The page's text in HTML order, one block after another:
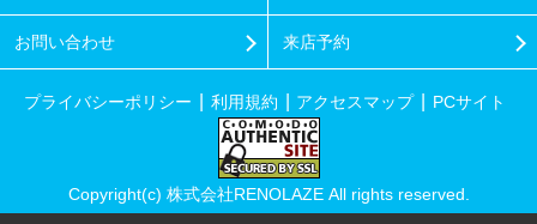
お問い合わせ 来店予約
プライバシーポリシー 利用規約 アクセスマップ PCサイト
Copyright(c) 株式会社RENOLAZE All rights reserved.